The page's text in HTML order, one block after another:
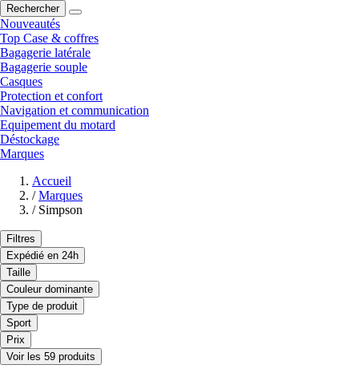
Rechercher
Nouveautés
Top Case & coffres
Bagagerie latérale
Bagagerie souple
Casques
Protection et confort
Navigation et communication
Equipement du motard
Déstockage
Marques
Accueil
/ Marques
/ Simpson
Filtres
Expédié en 24h
Taille
Couleur dominante
Type de produit
Sport
Prix
Voir les 59 produits